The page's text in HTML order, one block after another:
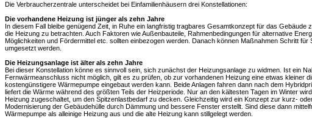
Die Verbraucherzentrale unterscheidet bei Einfamilienhäusern drei Konstellationen:
Die vorhandene Heizung ist jünger als zehn Jahre
In diesem Fall bleibe genügend Zeit, in Ruhe ein langfristig tragbares Gesamtkonzept für das Gebäude
die Heizung zu betrachten. Auch Faktoren wie Außenbauteile, Rahmenbedingungen für alternative
Möglichkeiten und Fördermittel etc. sollten einbezogen werden. Danach können Maßnahmen Schritt für
umgesetzt werden.
Die Heizungsanlage ist älter als zehn Jahre
Bei dieser Konstellation könne es sinnvoll sein, sich zunächst der Heizungsanlage zu widmen. Ist ein
Fernwärmeanschluss nicht möglich, gilt es zu prüfen, ob zur vorhandenen Heizung eine etwas kleiner
kostengünstigere Wärmepumpe eingebaut werden kann. Beide Anlagen fahren dann nach dem
liefert die Wärme während des größten Teils der Heizperiode. Nur an den kältesten Tagen im Winter
Heizung zugeschaltet, um den Spitzenlastbedarf zu decken. Gleichzeitig wird ein Konzept zur kurz-
Modernisierung der Gebäudehülle durch Dämmung und bessere Fenster erstellt. Sind diese dann
Wärmepumpe als alleinige Heizung aus und die alte Heizung kann stillgelegt werden.